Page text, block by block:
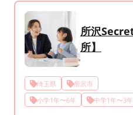
所沢
所】
埼玉県
所沢市
小学1年〜6年
中学1年〜3年